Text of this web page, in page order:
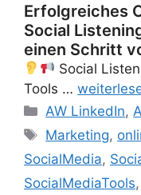
Erfolgreiches
Social
einen Schritt
Social
Tools …
Categories
AW LinkedIn,
Tags
Marketing,
SocialMedia,
SocialMediaTools,